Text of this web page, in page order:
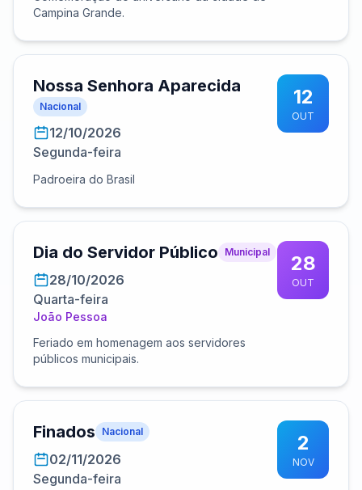
Campina Grande.
Nossa Senhora Aparecida
Nacional
12/10/2026
Segunda-feira
Padroeira do Brasil
12
OUT
Dia do Servidor Público Municipal
28/10/2026
Quarta-feira
João Pessoa
Feriado em homenagem aos servidores
públicos municipais.
28
OUT
Finados Nacional
02/11/2026
Segunda-feira
2
NOV